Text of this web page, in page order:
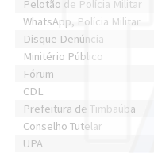
Pelotão de Polícia Militar
WhatsApp, Polícia Militar
Disque Denúncia
Minitério Público
Fórum
CDL
Prefeitura de Timbaúba
Conselho Tutelar
UPA